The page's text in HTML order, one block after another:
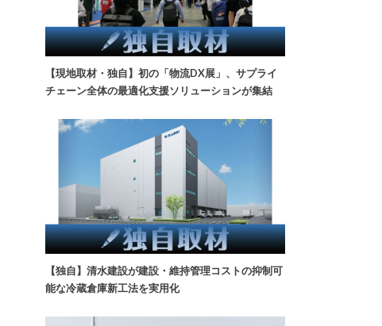
【現地取材・独自】初の「物流DX展」、サプライ
チェーン全体の最適化支援ソリューションが集結
【独自】清水建設が建設・維持管理コストの抑制可
能な冷蔵倉庫新工法を実用化